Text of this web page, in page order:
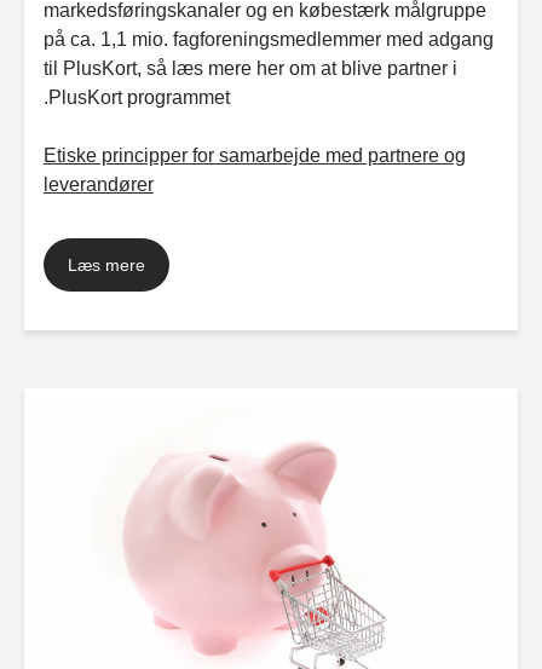
markedsføringskanaler og en købestærk målgruppe
på ca. 1,1 mio. fagforeningsmedlemmer med adgang
til PlusKort, så læs mere her om at blive partner i
PlusKort programmet.
Etiske principper for samarbejde med partnere og
leverandører
Læs mere